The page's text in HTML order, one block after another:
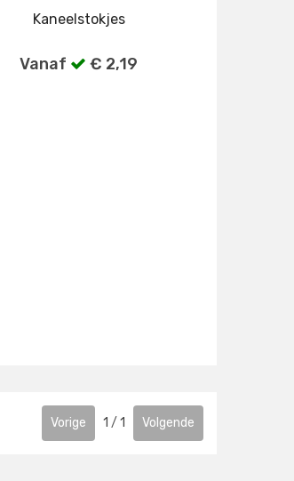
Kaneelstokjes
Vanaf € 2,19
Vorige 1 / 1 Volgende